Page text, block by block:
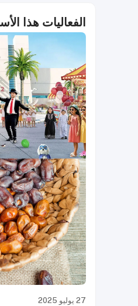
الفعاليات هذا الأسبوع من 27
27 يوليو 2025